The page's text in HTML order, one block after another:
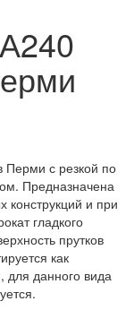
Перми с резкой по
Предназначена
и при
гладкого
прутков
как
для данного вида